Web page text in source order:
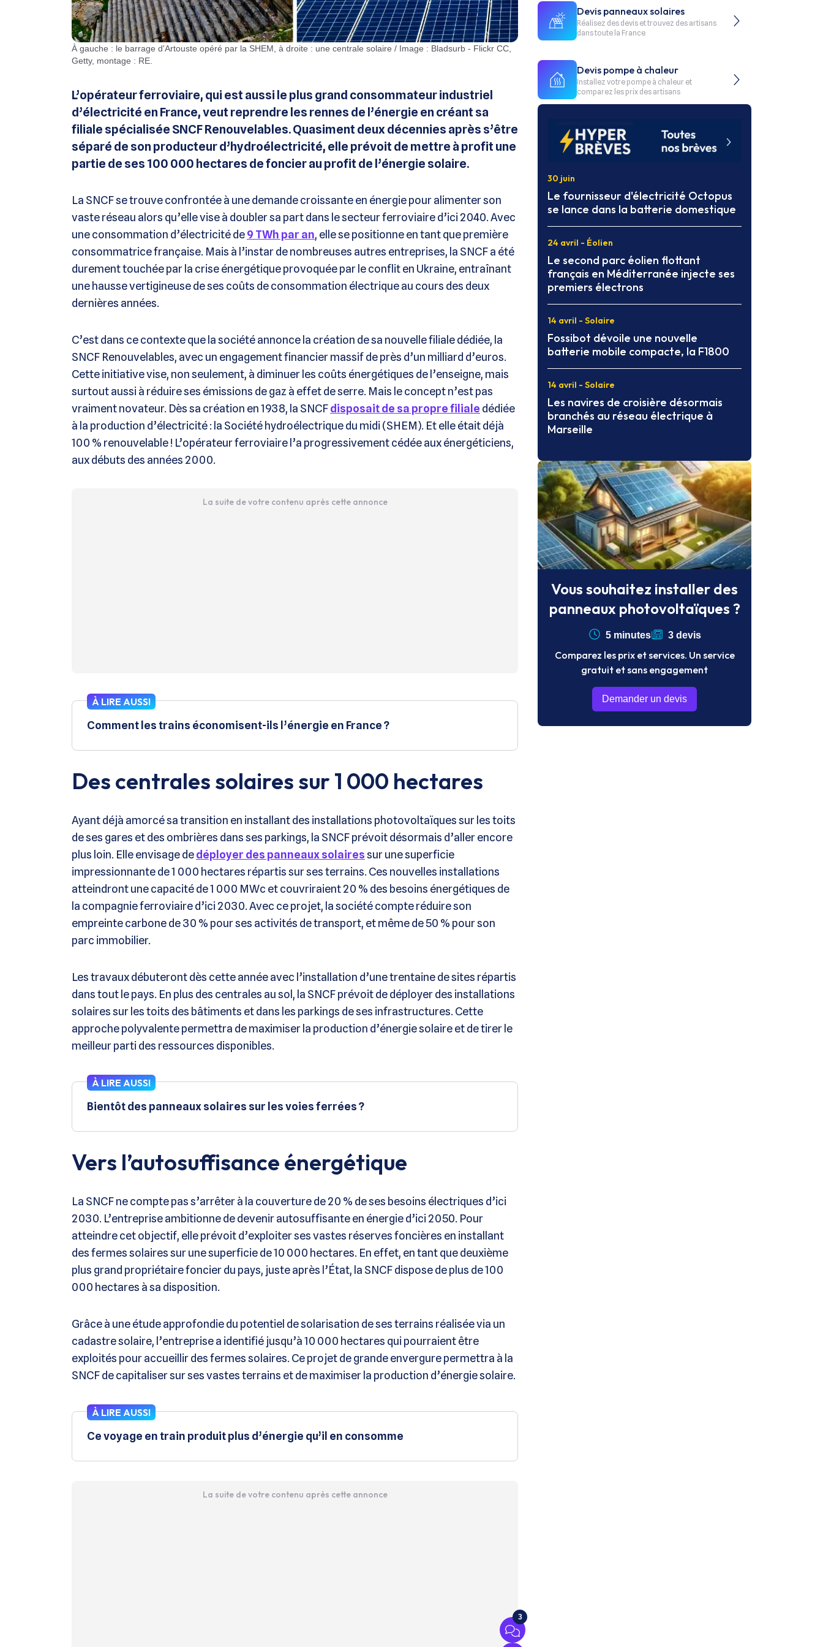
À gauche : le barrage d'Artouste opéré par la SHEM, à droite : une centrale solaire / Image : Bladsurb - Flickr CC,
Getty, montage : RE.
L’opérateur ferroviaire, qui est aussi le plus grand consommateur industriel
d’électricité en France, veut reprendre les rennes de l’énergie en créant sa
filiale spécialisée SNCF Renouvelables. Quasiment deux décennies après s’être
séparé de son producteur d’hydroélectricité, elle prévoit de mettre à profit une
partie de ses 100 000 hectares de foncier au profit de l’énergie solaire.
La SNCF se trouve confrontée à une demande croissante en énergie pour alimenter son
vaste réseau alors qu’elle vise à doubler sa part dans le secteur ferroviaire d’ici 2040. Avec
une consommation d’électricité de9 TWh par an, elle se positionne en tant que première
consommatrice française. Mais à l’instar de nombreuses autres entreprises, la SNCF a été
durement touchée par la crise énergétique provoquée par le conflit en Ukraine, entraînant
une hausse vertigineuse de ses coûts de consommation électrique au cours des deux
dernières années.
C’est dans ce contexte que la société annonce la création de sa nouvelle filiale dédiée, la
SNCF Renouvelables, avec un engagement financier massif de près d’un milliard d’euros.
Cette initiative vise, non seulement, à diminuer les coûts énergétiques de l’enseigne, mais
surtout aussi à réduire ses émissions de gaz à effet de serre. Mais le concept n’est pas
vraiment novateur. Dès sa création en 1938, la SNCFdisposait de sa propre filiale dédiée
à la production d’électricité : la Société hydroélectrique du midi (SHEM). Et elle était déjà
100 % renouvelable ! L’opérateur ferroviaire l’a progressivement cédée aux énergéticiens,
aux débuts des années 2000.
La suite de votre contenu après cette annonce
À LIRE AUSSI
Comment les trains économisent-ils l’énergie en France ?
Des centrales solaires sur 1 000 hectares
Ayant déjà amorcé sa transition en installant des installations photovoltaïques sur les toits
de ses gares et des ombrières dans ses parkings, la SNCF prévoit désormais d’aller encore
plus loin. Elle envisage dedéployer des panneaux solairessur une superficie
impressionnante de 1 000 hectares répartis sur ses terrains. Ces nouvelles installations
atteindront une capacité de 1 000 MWc et couvriraient 20 % des besoins énergétiques de
la compagnie ferroviaire d’ici 2030. Avec ce projet, la société compte réduire son
empreinte carbone de 30 % pour ses activités de transport, et même de 50 % pour son
parc immobilier.
Les travaux débuteront dès cette année avec l’installation d’une trentaine de sites répartis
dans tout le pays. En plus des centrales au sol, la SNCF prévoit de déployer des installations
solaires sur les toits des bâtiments et dans les parkings de ses infrastructures. Cette
approche polyvalente permettra de maximiser la production d’énergie solaire et de tirer le
meilleur parti des ressources disponibles.
À LIRE AUSSI
Bientôt des panneaux solaires sur les voies ferrées ?
Vers l’autosuffisance énergétique
La SNCF ne compte pas s’arrêter à la couverture de 20 % de ses besoins électriques d’ici
2030. L’entreprise ambitionne de devenir autosuffisante en énergie d’ici 2050. Pour
atteindre cet objectif, elle prévoit d’exploiter ses vastes réserves foncières en installant
des fermes solaires sur une superficie de 10 000 hectares. En effet, en tant que deuxième
plus grand propriétaire foncier du pays, juste après l’État, la SNCF dispose de plus de 100
000 hectares à sa disposition.
Grâce à une étude approfondie du potentiel de solarisation de ses terrains réalisée via un
cadastre solaire, l’entreprise a identifié jusqu’à 10 000 hectares qui pourraient être
exploités pour accueillir des fermes solaires. Ce projet de grande envergure permettra à la
SNCF de capitaliser sur ses vastes terrains et de maximiser la production d’énergie solaire.
À LIRE AUSSI
Ce voyage en train produit plus d’énergie qu’il en consomme
La suite de votre contenu après cette annonce
3
Devis panneaux solaires
Réalisez des devis et trouvez des artisans
dans toute la France
Devis pompe à chaleur
Installez votre pompe à chaleur et
comparez les prix des artisans
30 juin
Le fournisseur d'électricité Octopus
se lance dans la batterie domestique
24 avril - Éolien
Le second parc éolien flottant
français en Méditerranée injecte ses
premiers électrons
14 avril - Solaire
Fossibot dévoile une nouvelle
batterie mobile compacte, la F1800
14 avril - Solaire
Les navires de croisière désormais
branchés au réseau électrique à
Marseille
Vous souhaitez installer des
panneaux photovoltaïques ?
5 minutes 3 devis
Comparez les prix et services. Un service
gratuit et sans engagement
Demander un devis